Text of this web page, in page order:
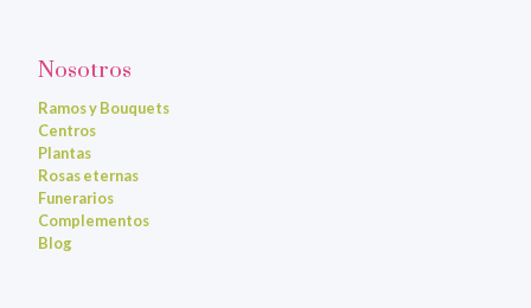
Nosotros
Ramos y Bouquets
Centros
Plantas
Rosas eternas
Funerarios
Complementos
Blog